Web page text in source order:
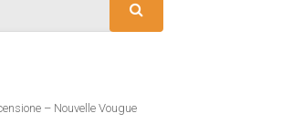
– Nouvelle Vougue